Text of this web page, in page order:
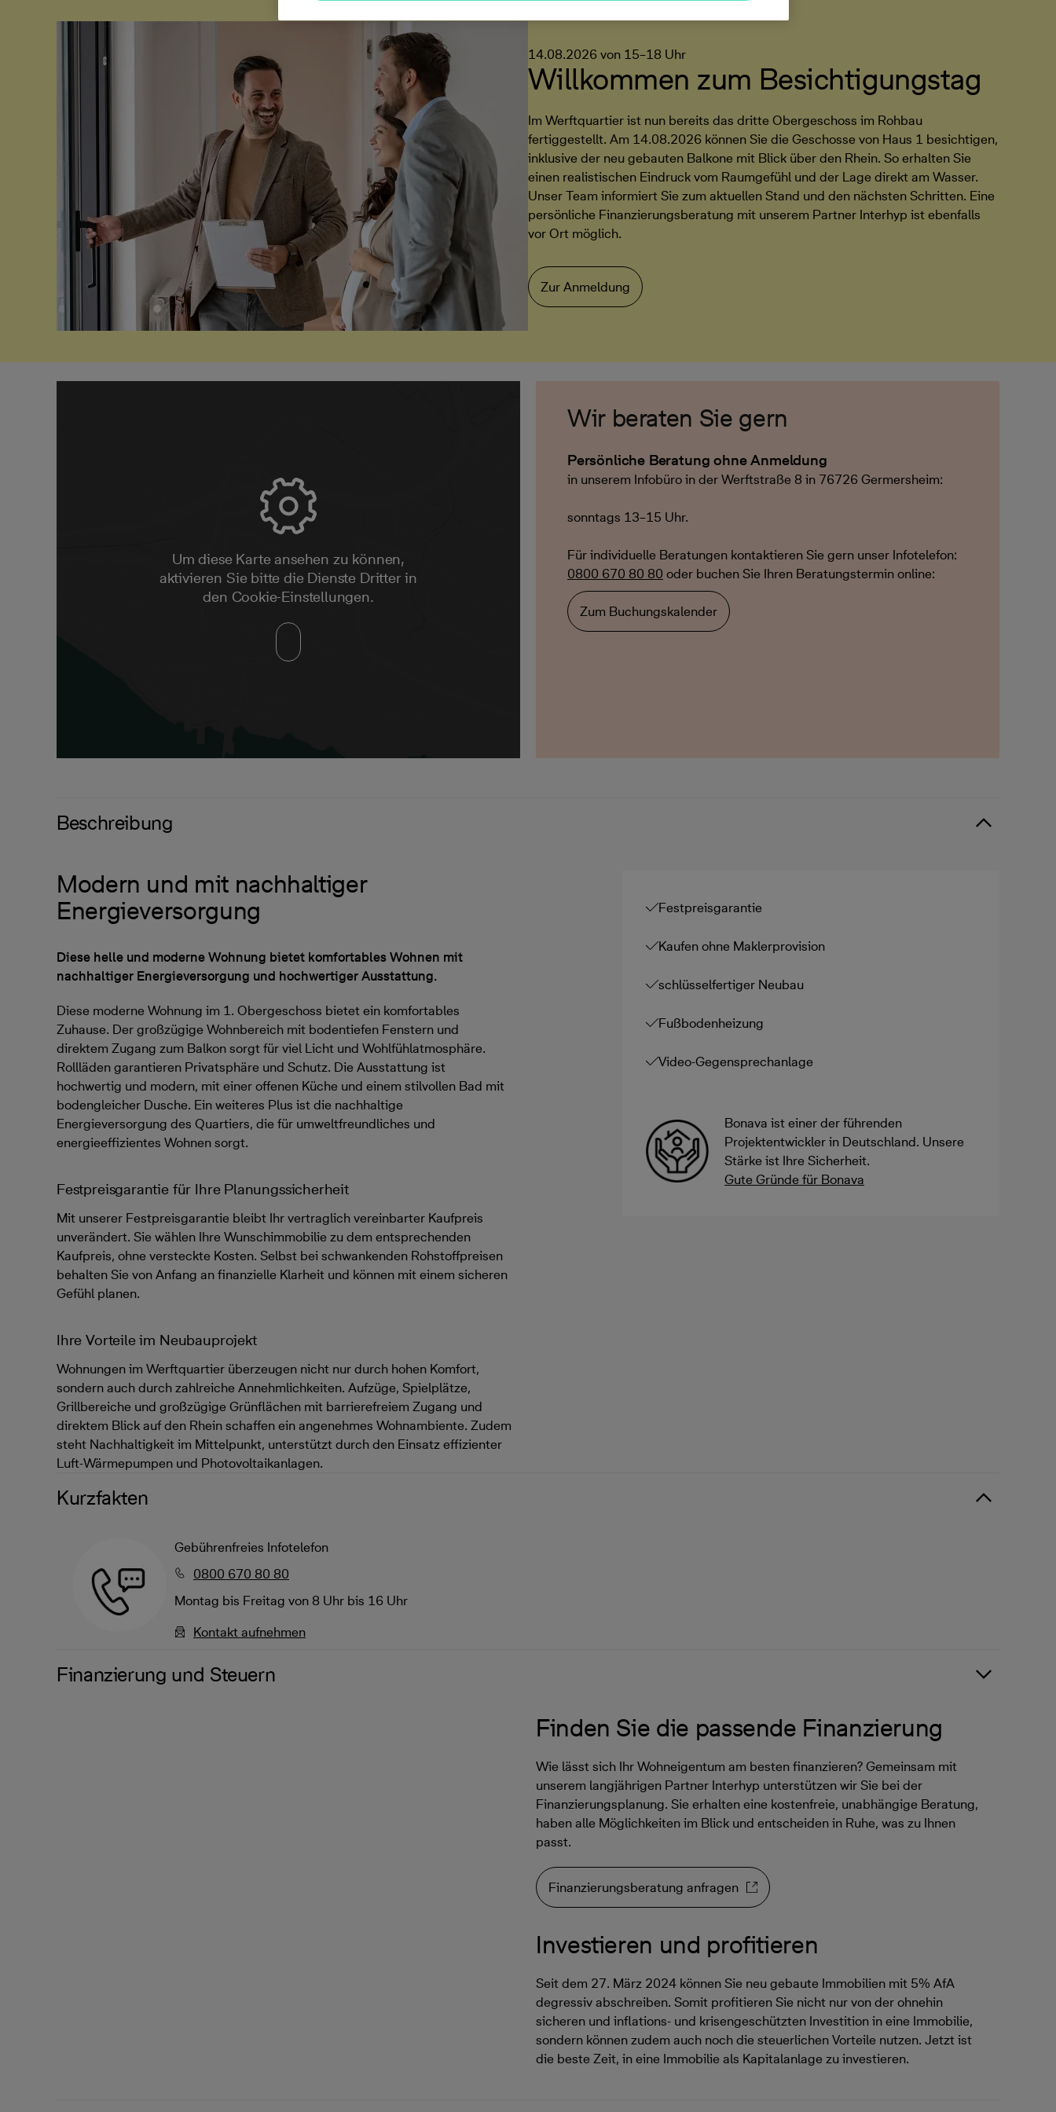
14.08.2026 von 15–18 Uhr
Willkommen zum Besichtigungstag
Im Werftquartier ist nun bereits das dritte Obergeschoss im Rohbau
fertiggestellt. Am 14.08.2026 können Sie die Geschosse von Haus 1 besichtigen,
inklusive der neu gebauten Balkone mit Blick über den Rhein. So erhalten Sie
einen realistischen Eindruck vom Raumgefühl und der Lage direkt am Wasser.
Unser Team informiert Sie zum aktuellen Stand und den nächsten Schritten. Eine
persönliche Finanzierungsberatung mit unserem Partner Interhyp ist ebenfalls
vor Ort möglich.
Zur Anmeldung
Um diese Karte ansehen zu können,
aktivieren Sie bitte die Dienste Dritter in
den Cookie-Einstellungen.
Wir beraten Sie gern
Persönliche Beratung ohne Anmeldung
in unserem Infobüro in der Werftstraße 8 in 76726 Germersheim:
sonntags 13–15 Uhr.
Für individuelle Beratungen kontaktieren Sie gern unser Infotelefon:
0800 670 80 80 oder buchen Sie Ihren Beratungstermin online:
Zum Buchungskalender
Beschreibung
Modern und mit nachhaltiger
Energieversorgung
Diese helle und moderne Wohnung bietet komfortables Wohnen mit
nachhaltiger Energieversorgung und hochwertiger Ausstattung.
Diese moderne Wohnung im 1. Obergeschoss bietet ein komfortables
Zuhause. Der großzügige Wohnbereich mit bodentiefen Fenstern und
direktem Zugang zum Balkon sorgt für viel Licht und Wohlfühlatmosphäre.
Rollläden garantieren Privatsphäre und Schutz. Die Ausstattung ist
hochwertig und modern, mit einer offenen Küche und einem stilvollen Bad mit
bodengleicher Dusche. Ein weiteres Plus ist die nachhaltige
Energieversorgung des Quartiers, die für umweltfreundliches und
energieeffizientes Wohnen sorgt.
Festpreisgarantie für Ihre Planungssicherheit
Mit unserer Festpreisgarantie bleibt Ihr vertraglich vereinbarter Kaufpreis
unverändert. Sie wählen Ihre Wunschimmobilie zu dem entsprechenden
Kaufpreis, ohne versteckte Kosten. Selbst bei schwankenden Rohstoffpreisen
behalten Sie von Anfang an finanzielle Klarheit und können mit einem sicheren
Gefühl planen.
Ihre Vorteile im Neubauprojekt
Wohnungen im Werftquartier überzeugen nicht nur durch hohen Komfort,
sondern auch durch zahlreiche Annehmlichkeiten. Aufzüge, Spielplätze,
Grillbereiche und großzügige Grünflächen mit barrierefreiem Zugang und
direktem Blick auf den Rhein schaffen ein angenehmes Wohnambiente. Zudem
steht Nachhaltigkeit im Mittelpunkt, unterstützt durch den Einsatz effizienter
Luft-Wärmepumpen und Photovoltaikanlagen.
Festpreisgarantie
Kaufen ohne Maklerprovision
schlüsselfertiger Neubau
Fußbodenheizung
Video-Gegensprechanlage
Bonava ist einer der führenden
Projektentwickler in Deutschland. Unsere
Stärke ist Ihre Sicherheit.
Gute Gründe für Bonava
Kurzfakten
Gebührenfreies Infotelefon
0800 670 80 80
Montag bis Freitag von 8 Uhr bis 16 Uhr
Kontakt aufnehmen
Finanzierung und Steuern
Finden Sie die passende Finanzierung
Wie lässt sich Ihr Wohneigentum am besten finanzieren? Gemeinsam mit
unserem langjährigen Partner Interhyp unterstützen wir Sie bei der
Finanzierungsplanung. Sie erhalten eine kostenfreie, unabhängige Beratung,
haben alle Möglichkeiten im Blick und entscheiden in Ruhe, was zu Ihnen
passt.
Finanzierungsberatung anfragen
Investieren und profitieren
Seit dem 27. März 2024 können Sie neu gebaute Immobilien mit 5% AfA
degressiv abschreiben. Somit profitieren Sie nicht nur von der ohnehin
sicheren und inflations- und krisengeschützten Investition in eine Immobilie,
sondern können zudem auch noch die steuerlichen Vorteile nutzen. Jetzt ist
die beste Zeit, in eine Immobilie als Kapitalanlage zu investieren.